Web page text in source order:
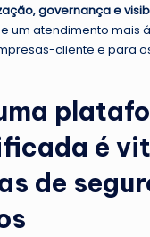
governança e
um atendimento mais
cliente e para
é
de